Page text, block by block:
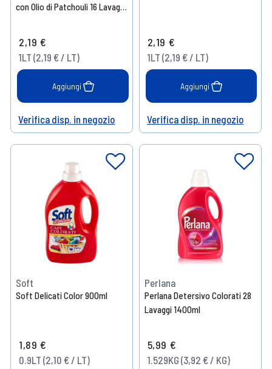
con Olio di Patchouli 16 Lavaggi
2,19 €
1LT (2,19 € / LT)
Aggiungi
Help
Verifica disp. in negozio
2,19 €
1LT (2,19 € / LT)
Aggiungi
Help
Verifica disp. in negozio
Soft
Soft Delicati Color 900ml
1,89 €
0.9LT (2,10 € / LT)
Perlana
Perlana Detersivo Colorati 28
Lavaggi 1400ml
5,99 €
1.529KG (3,92 € / KG)